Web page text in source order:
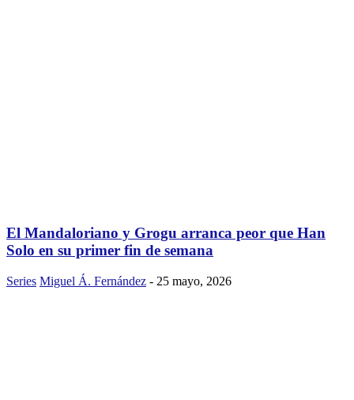
El Mandaloriano y Grogu arranca peor que Han
Solo en su primer fin de semana
Series Miguel Á. Fernández - 25 mayo, 2026